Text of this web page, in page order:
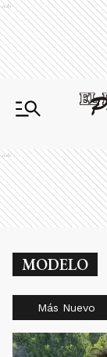
Ads
Ads
MODELO
Más Nuevo